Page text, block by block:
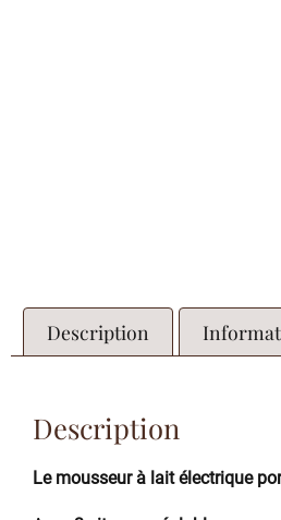
Description
Description
Le mousseur à lait électrique